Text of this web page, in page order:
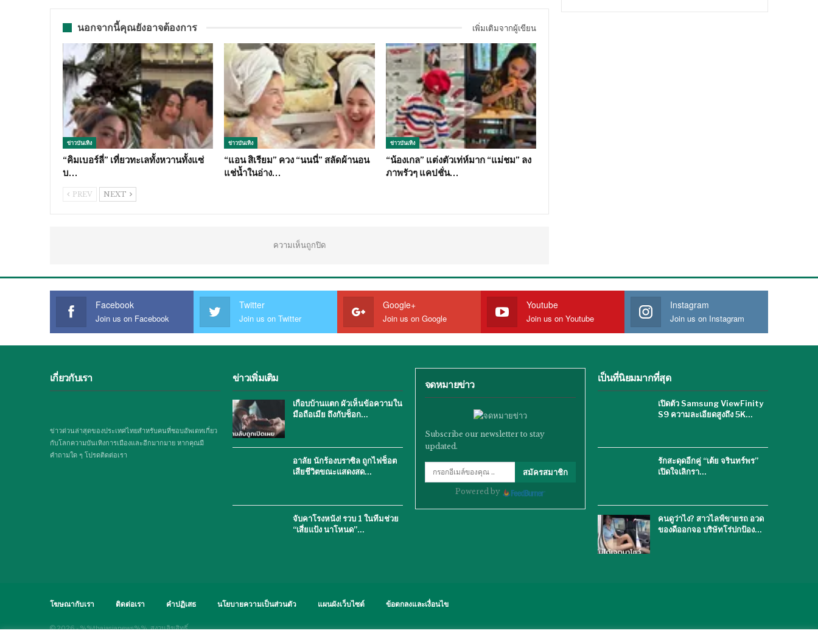
นอกจากนี้คุณยังอาจต้องการ เพิ่มเติมจากผู้เขียน
ข่าวบันเทิง
“คิมเบอร์ลี่” เที่ยวทะเลทั้งหวานทั้งแซ่
บ…
ข่าวบันเทิง
“แอน สิเรียม” ควง “นนนี่” สลัดผ้านอน
แช่น้ำในอ่าง…
ข่าวบันเทิง
“น้องเกล” แต่งตัวเท่ห์มาก “แม่ชม” ลง
ภาพรัวๆ แคปชั่น…
PREV NEXT
ความเห็นถูกปิด
Facebook
Join us on Facebook
Twitter
Join us on Twitter
Google+
Join us on Google
Youtube
Join us on Youtube
Instagram
Join us on Instagram
เกี่ยวกับเรา
ข่าวด่วนล่าสุดของประเทศไทยสำหรับคนที่ชอบอัพเดทเกี่ยว
กับโลกความบันเทิงการเมืองและอีกมากมาย หากคุณมี
คำถามใด ๆ โปรดติดต่อเรา
ข่าวเพิ่มเติม
เกือบบ้านแตก ผัวเห็นข้อความใน
มือถือเมีย ถึงกับช็อก…
อาลัย นักร้องบราซิล ถูกไฟช็อต
เสียชีวิตขณะแสดงสด…
จับคาโรงหนัง! รวบ 1 ในทีมช่วย
“เสี่ยแป้ง นาโหนด”…
จดหมายข่าว
Subscribe our newsletter to stay
updated.
สมัครสมาชิก
Powered by
เป็นที่นิยมมากที่สุด
เปิดตัว Samsung ViewFinity
S9 ความละเอียดสูงถึง 5K…
รักสะดุดอีกคู่ “เต้ย จรินทร์พร”
เปิดใจเลิกรา…
คนดูว่าไง? สาวไลฟ์ขายรถ อวด
ของดีออกจอ บริษัทโร่ปกป้อง…
โฆษณากับเรา ติดต่อเรา คำปฏิเสธ นโยบายความเป็นส่วนตัว แผนผังเว็บไซต์ ข้อตกลงและเงื่อนไข
© 2026 - %%thaiasianews%%. สงวนลิขสิทธิ์.